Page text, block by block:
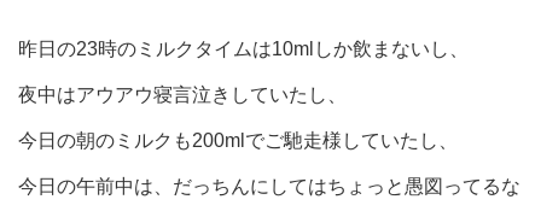
昨日の23時のミルクタイムは10mlしか飲まないし、
夜中はアウアウ寝言泣きしていたし、
今日の朝のミルクも200mlでご馳走様していたし、
今日の午前中は、だっちんにしてはちょっと愚図ってるな